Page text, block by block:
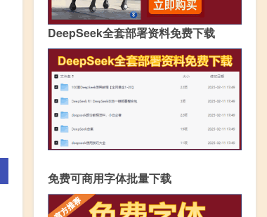
DeepSeek全套部署资料免费下载
免费可商用字体批量下载